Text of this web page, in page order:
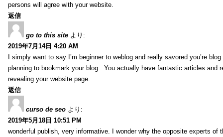
persons will agree with your website.
返信
go to this site より:
2019年7月14日 4:20 AM
I simply want to say I’m beginner to weblog and really savored you’re
planning to bookmark your blog . You actually have fantastic articles and
revealing your website page.
返信
curso de seo より:
2019年5月18日 10:51 PM
wonderful publish, very informative. I wonder why the opposite experts of